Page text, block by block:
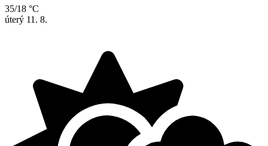
35/18 °C
úterý 11. 8.